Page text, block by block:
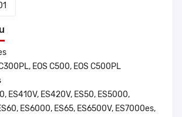
EOS C500, EOS C500PL
ES410V, ES420V, ES50, ES5000,
ES6000, ES65, ES6500V, ES7000es,